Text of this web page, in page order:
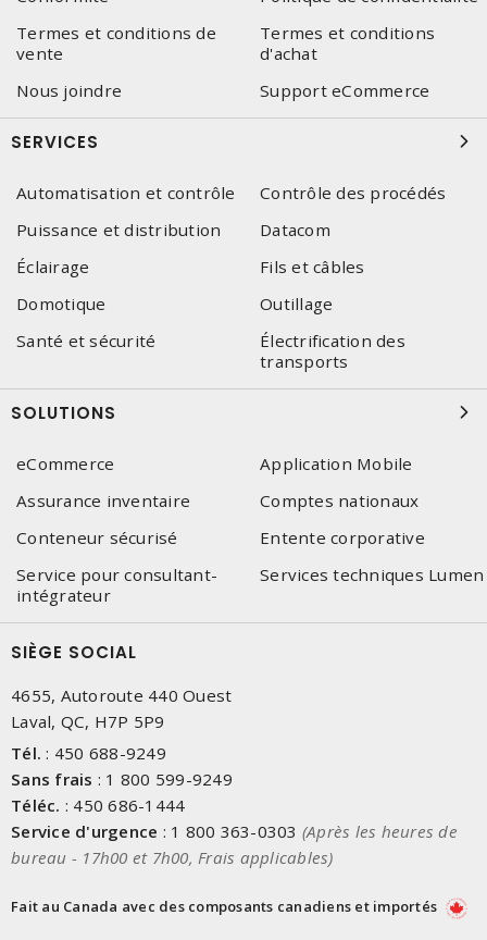
Termes et conditions de
vente
Termes et conditions
d'achat
Nous joindre
Support eCommerce
SERVICES
Automatisation et contrôle
Contrôle des procédés
Puissance et distribution
Datacom
Éclairage
Fils et câbles
Domotique
Outillage
Santé et sécurité
Électrification des
transports
SOLUTIONS
eCommerce
Application Mobile
Assurance inventaire
Comptes nationaux
Conteneur sécurisé
Entente corporative
Service pour consultant-
intégrateur
Services techniques Lumen
SIÈGE SOCIAL
4655, Autoroute 440 Ouest
Laval, QC, H7P 5P9
Tél. : 450 688-9249
Sans frais : 1 800 599-9249
Téléc. : 450 686-1444
Service d'urgence : 1 800 363-0303 (Après les heures de
bureau - 17h00 et 7h00, Frais applicables)
Fait au Canada avec des composants canadiens et importés